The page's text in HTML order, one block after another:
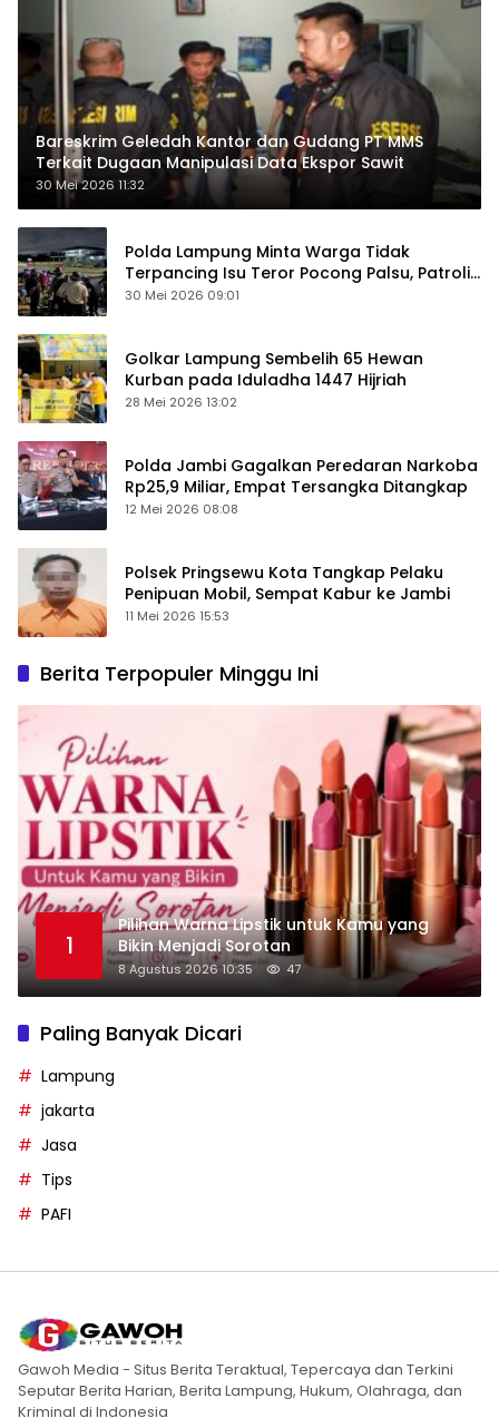
Bareskrim Geledah Kantor dan Gudang PT MMS
Terkait Dugaan Manipulasi Data Ekspor Sawit
30 Mei 2026 11:32
Polda Lampung Minta Warga Tidak
Terpancing Isu Teror Pocong Palsu, Patroli
Keamanan Ditingkatkan
30 Mei 2026 09:01
Golkar Lampung Sembelih 65 Hewan
Kurban pada Iduladha 1447 Hijriah
28 Mei 2026 13:02
Polda Jambi Gagalkan Peredaran Narkoba
Rp25,9 Miliar, Empat Tersangka Ditangkap
12 Mei 2026 08:08
Polsek Pringsewu Kota Tangkap Pelaku
Penipuan Mobil, Sempat Kabur ke Jambi
11 Mei 2026 15:53
Berita Terpopuler Minggu Ini
1
Pilihan Warna Lipstik untuk Kamu yang
Bikin Menjadi Sorotan
8 Agustus 2026 10:35 47
Paling Banyak Dicari
Lampung
jakarta
Jasa
Tips
PAFI
Gawoh Media - Situs Berita Teraktual, Tepercaya dan Terkini
Seputar Berita Harian, Berita Lampung, Hukum, Olahraga, dan
Kriminal di Indonesia